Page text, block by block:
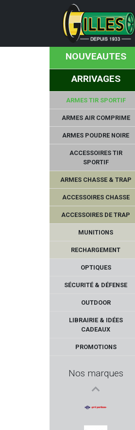
NOUVEAUTES
ARRIVAGES
ARMES TIR SPORTIF
ARMES AIR COMPRIME
ARMES POUDRE NOIRE
ACCESSOIRES TIR
SPORTIF
ARMES CHASSE & TRAP
ACCESSOIRES CHASSE
ACCESSOIRES DE TRAP
MUNITIONS
RECHARGEMENT
OPTIQUES
SÉCURITÉ & DÉFENSE
OUTDOOR
LIBRAIRIE & IDÉES
CADEAUX
PROMOTIONS
Nos marques
FABARM